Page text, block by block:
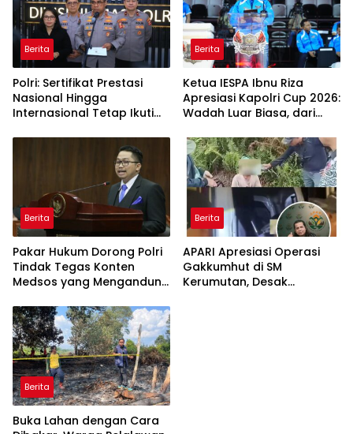
Berita
Polri: Sertifikat Prestasi
Nasional Hingga
Internasional Tetap Ikuti
Rekrutmen Polri
Berita
Ketua IESPA Ibnu Riza
Apresiasi Kapolri Cup 2026:
Wadah Luar Biasa, dari
Nasional
Berita
Pakar Hukum Dorong Polri
Tindak Tegas Konten
Medsos yang Mengandung
Berita
APARI Apresiasi Operasi
Gakkumhut di SM
Kerumutan, Desak
Berita
Buka Lahan dengan Cara